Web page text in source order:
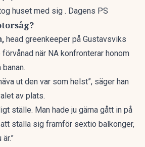
huset med sig . Dagens PS
head greenkeeper på Gustavsviks
när NA konfronterar honom
ut den var som helst”, säger han
av plats.
ställe. Man hade ju gärna gått in på
ställa sig framför sextio balkonger,